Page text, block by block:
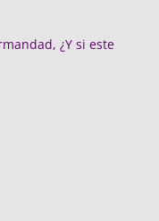
¿Y si este